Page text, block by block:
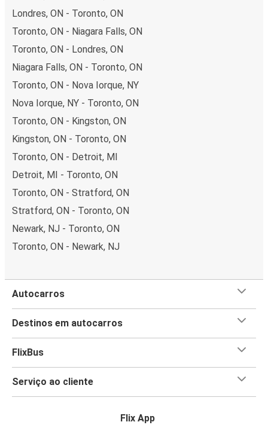
Londres, ON - Toronto, ON
Toronto, ON - Niagara Falls, ON
Toronto, ON - Londres, ON
Niagara Falls, ON - Toronto, ON
Toronto, ON - Nova Iorque, NY
Nova Iorque, NY - Toronto, ON
Toronto, ON - Kingston, ON
Kingston, ON - Toronto, ON
Toronto, ON - Detroit, MI
Detroit, MI - Toronto, ON
Toronto, ON - Stratford, ON
Stratford, ON - Toronto, ON
Newark, NJ - Toronto, ON
Toronto, ON - Newark, NJ
Autocarros
Destinos em autocarros
FlixBus
Serviço ao cliente
Flix App